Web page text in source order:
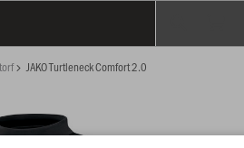
JAKO Turtleneck Comfort 2.0